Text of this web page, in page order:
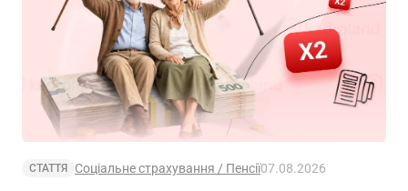
СТАТТЯ Соціальне страхування / Пенсії07.08.2026